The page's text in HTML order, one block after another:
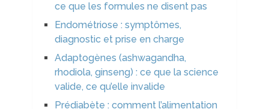
ce que les formules ne disent pas
Endométriose : symptômes,
diagnostic et prise en charge
Adaptogènes (ashwagandha,
rhodiola, ginseng) : ce que la science
valide, ce qu’elle invalide
Prédiabète : comment l’alimentation